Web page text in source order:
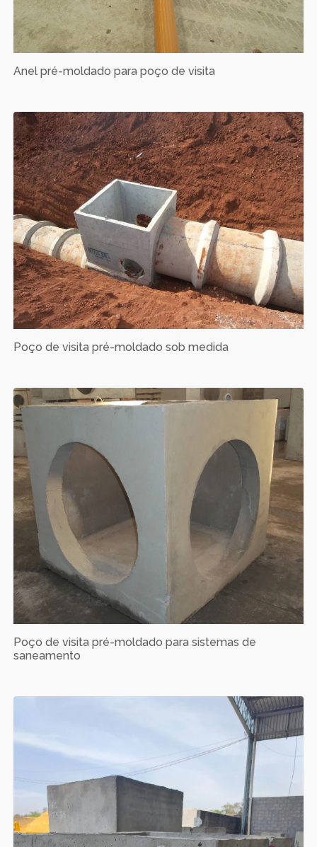
Anel pré-moldado para poço de visita
Poço de visita pré-moldado sob medida
Poço de visita pré-moldado para sistemas de
saneamento